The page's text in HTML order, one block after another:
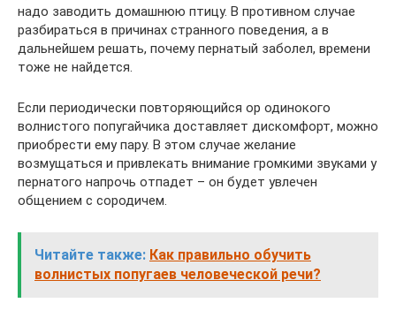
надо заводить домашнюю птицу. В противном случае
разбираться в причинах странного поведения, а в
дальнейшем решать, почему пернатый заболел, времени
тоже не найдется.
Если периодически повторяющийся ор одинокого
волнистого попугайчика доставляет дискомфорт, можно
приобрести ему пару. В этом случае желание
возмущаться и привлекать внимание громкими звуками у
пернатого напрочь отпадет – он будет увлечен
общением с сородичем.
Читайте также: Как правильно обучить
волнистых попугаев человеческой речи?